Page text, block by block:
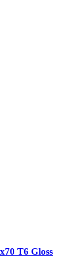
Т6 Gloss